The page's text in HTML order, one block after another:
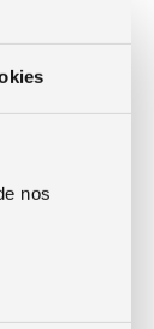
nos
et pièces de
d’un